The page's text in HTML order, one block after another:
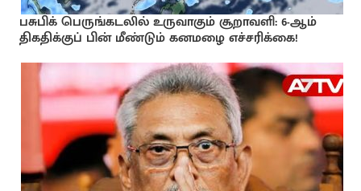
பசுபிக் பெருங்கடலில் உருவாகும் சூறாவளி: 6-ஆம்
திகதிக்குப் பின் மீண்டும் கனமழை எச்சரிக்கை!